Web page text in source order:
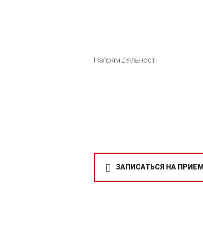
Напрям діяльності
ЗАПИСАТЬСЯ НА ПРИЕМ